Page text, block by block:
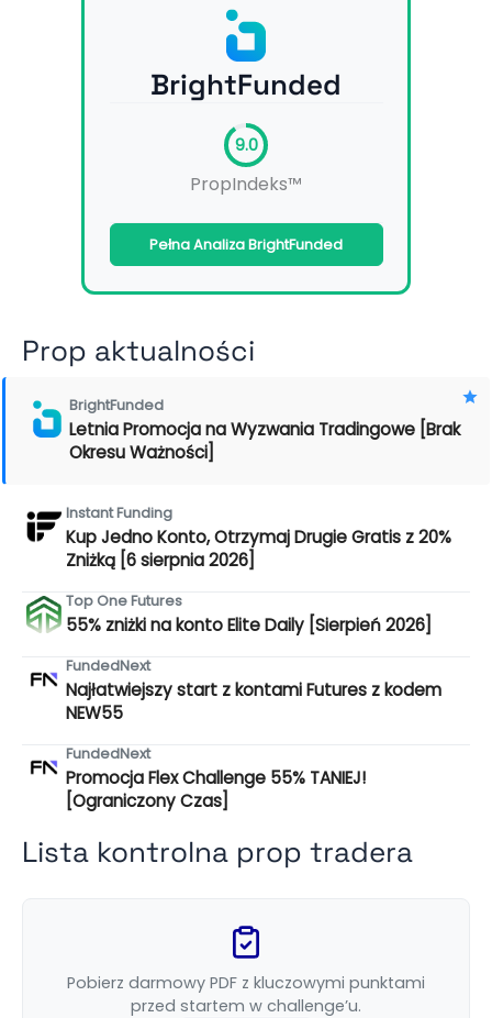
BrightFunded
9.0
PropIndeks™
Pełna Analiza BrightFunded
Prop aktualności
BrightFunded
Letnia Promocja na Wyzwania Tradingowe [Brak
Okresu Ważności]
Instant Funding
Kup Jedno Konto, Otrzymaj Drugie Gratis z 20%
Zniżką [6 sierpnia 2026]
Top One Futures
55% zniżki na konto Elite Daily [Sierpień 2026]
FundedNext
Najłatwiejszy start z kontami Futures z kodem
NEW55
FundedNext
Promocja Flex Challenge 55% TANIEJ!
[Ograniczony Czas]
Lista kontrolna prop tradera
Pobierz darmowy PDF z kluczowymi punktami
przed startem w challenge’u.